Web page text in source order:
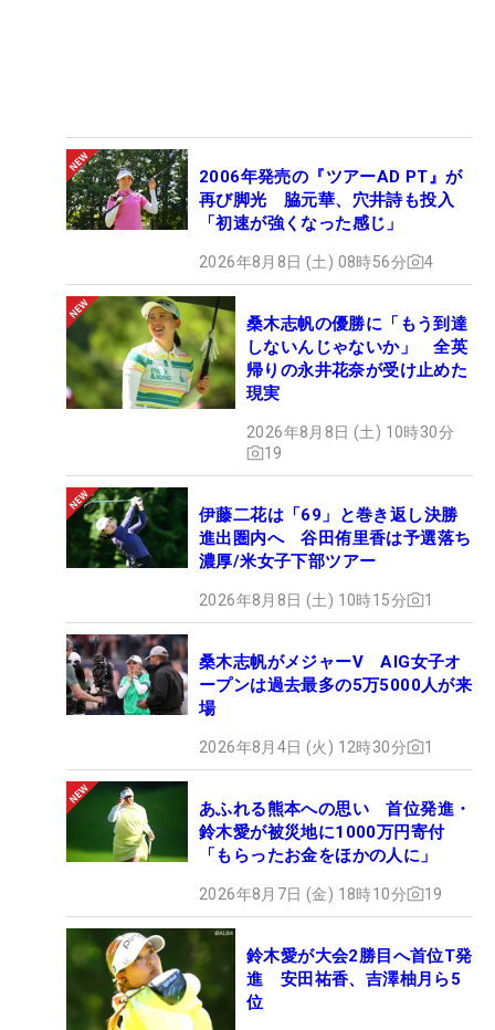
2006年発売の『ツアーAD PT』が
再び脚光 脇元華、穴井詩も投入
「初速が強くなった感じ」
2026年8月8日 (土) 08時56分 4
桑木志帆の優勝に「もう到達
しないんじゃないか」 全英
帰りの永井花奈が受け止めた
現実
2026年8月8日 (土) 10時30分
19
伊藤二花は「69」と巻き返し決勝
進出圏内へ 谷田侑里香は予選落ち
濃厚/米女子下部ツアー
2026年8月8日 (土) 10時15分 1
桑木志帆がメジャーV AIG女子オ
ープンは過去最多の5万5000人が来
場
2026年8月4日 (火) 12時30分 1
あふれる熊本への思い 首位発進・
鈴木愛が被災地に1000万円寄付
「もらったお金をほかの人に」
2026年8月7日 (金) 18時10分 19
鈴木愛が大会2勝目へ首位T発
進 安田祐香、吉澤柚月ら5
位